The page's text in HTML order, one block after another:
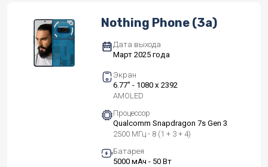
Nothing Phone (3a)
Дата выхода
Март 2025 года
Экран
6.77" - 1080 x 2392
AMOLED
Процессор
Qualcomm Snapdragon 7s Gen 3
2500 МГц - 8 (1 + 3 + 4)
Батарея
5000 мАч - 50 Вт